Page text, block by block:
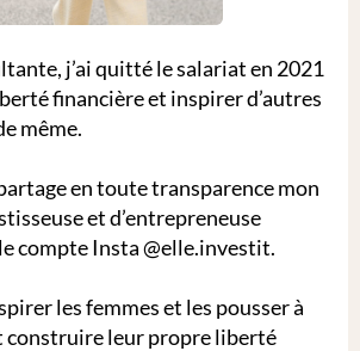
j’ai quitté le salariat en 2021
financière et inspirer d’autres
même.
en toute transparence mon
et d’entrepreneuse
compte Insta @elle.investit.
les femmes et les pousser à
construire leur propre liberté